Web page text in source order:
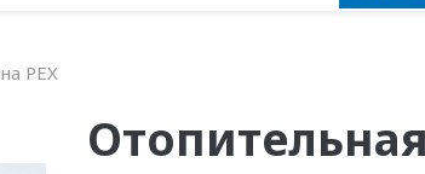
PEX